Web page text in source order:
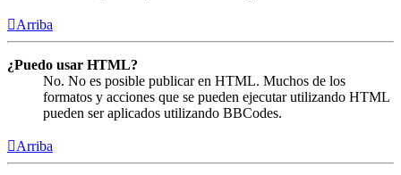
Arriba
¿Puedo usar HTML?
No. No es posible publicar en HTML. Muchos de los
formatos y acciones que se pueden ejecutar utilizando HTML
pueden ser aplicados utilizando BBCodes.
Arriba